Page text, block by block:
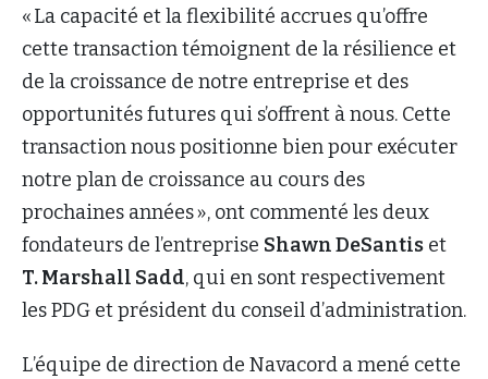
« La capacité et la flexibilité accrues qu’offre
cette transaction témoignent de la résilience et
de la croissance de notre entreprise et des
opportunités futures qui s’offrent à nous. Cette
transaction nous positionne bien pour exécuter
notre plan de croissance au cours des
prochaines années », ont commenté les deux
fondateurs de l’entreprise Shawn DeSantis et
T. Marshall Sadd, qui en sont respectivement
les PDG et président du conseil d’administration.
L’équipe de direction de Navacord a mené cette